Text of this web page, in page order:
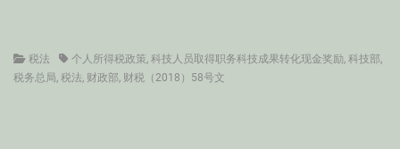
Categories
税法 Tags个人所得税政策, 科技人员取得职务科技成果转化现金奖励, 科技部,
税务总局, 税法, 财政部, 财税（2018）58号文